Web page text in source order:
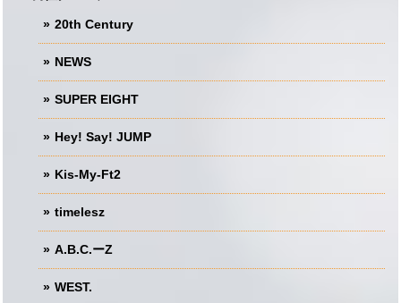
20th Century
NEWS
SUPER EIGHT
Hey! Say! JUMP
Kis-My-Ft2
timelesz
A.B.C.ーZ
WEST.